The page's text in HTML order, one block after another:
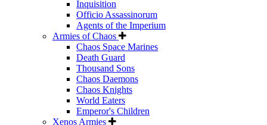
Inquisition
Officio Assassinorum
Agents of the Imperium
Armies of Chaos
Chaos Space Marines
Death Guard
Thousand Sons
Chaos Daemons
Chaos Knights
World Eaters
Emperor's Children
Xenos Armies